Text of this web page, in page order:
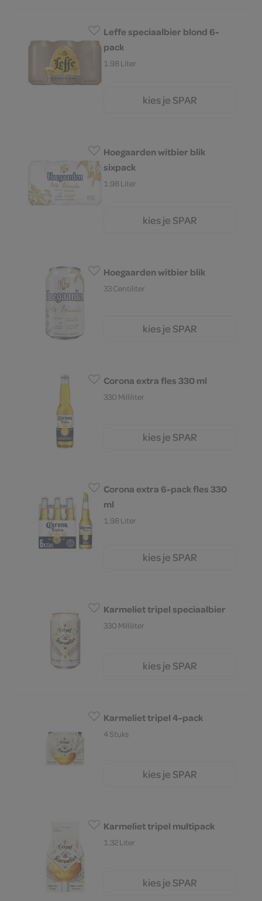
Leffe speciaalbier blond 6-
pack
1.98 Liter
kies je SPAR
Hoegaarden witbier blik
sixpack
1.98 Liter
kies je SPAR
Hoegaarden witbier blik
33 Centiliter
kies je SPAR
Corona extra fles 330 ml
330 Milliliter
kies je SPAR
Corona extra 6-pack fles 330
ml
1.98 Liter
kies je SPAR
Karmeliet tripel speciaalbier
330 Milliliter
kies je SPAR
Karmeliet tripel 4-pack
4 Stuks
kies je SPAR
Karmeliet tripel multipack
1.32 Liter
kies je SPAR